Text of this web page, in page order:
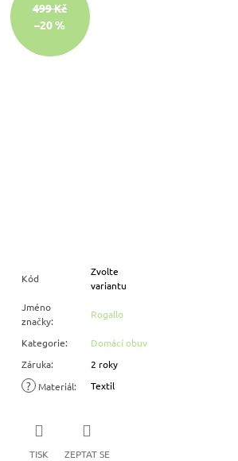
499 Kč
–20 %
Kód
Zvolte
variantu
Jméno
značky:
Rogallo
Kategorie:
Domácí obuv
Záruka: 2 roky
? Materiál: Textil
TISK ZEPTAT SE